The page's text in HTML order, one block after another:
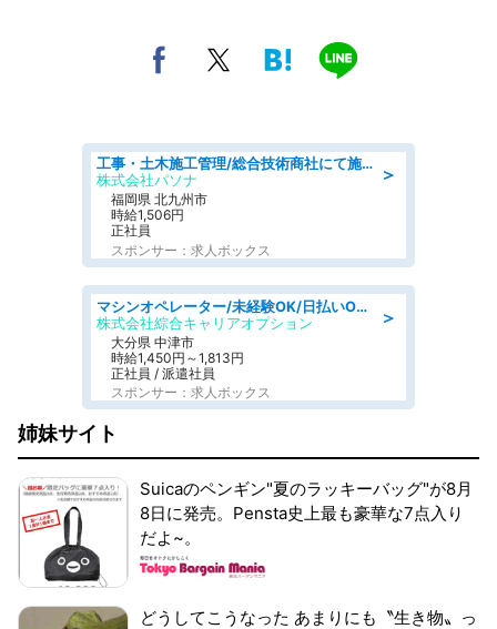
＞
工事・土木施工管理/総合技術商社にて施工管理のお仕事/即日勤務可/車通勤可/工事・土木施工管理/生産・品質管理
株式会社パソナ
福岡県 北九州市
時給1,506円
正社員
スポンサー：求人ボックス
＞
マシンオペレーター/未経験OK/日払いOK/交替制/20・30・40代活躍中/製造 工場
株式会社綜合キャリアオプション
大分県 中津市
時給1,450円～1,813円
正社員 / 派遣社員
スポンサー：求人ボックス
姉妹サイト
Suicaのペンギン"夏のラッキーバッグ"が8月
8日に発売。Pensta史上最も豪華な7点入り
だよ~。
どうしてこうなった あまりにも〝生き物〟っ